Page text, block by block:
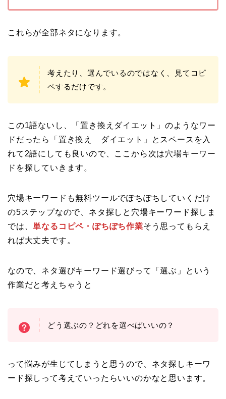
これらが全部ネタになります。
考えたり、選んでいるのではなく、見てコピ
ペするだけです。
この1語ないし、「置き換えダイエット」のようなワー
ドだったら「置き換え ダイエット」とスペースを入
れて2語にしても良いので、ここから次は穴場キーワー
ドを探していきます。
穴場キーワードも無料ツールでぽちぽちしていくだけ
の5ステップなので、ネタ探しと穴場キーワード探しま
では、単なるコピペ・ぽちぽち作業そう思ってもらえ
れば大丈夫です。
なので、ネタ選びキーワード選びって「選ぶ」という
作業だと考えちゃうと
どう選ぶの？どれを選べばいいの？
って悩みが生じてしまうと思うので、ネタ探しキーワ
ード探しって考えていったらいいのかなと思います。